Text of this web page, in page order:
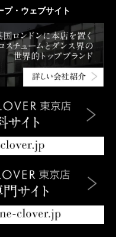
プ・ウェブサイト